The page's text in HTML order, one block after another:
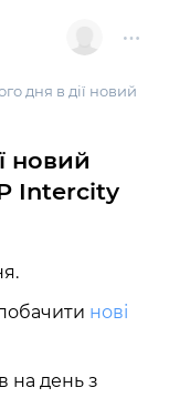
дня в дії новий
новий
Intercity
нові
на день з